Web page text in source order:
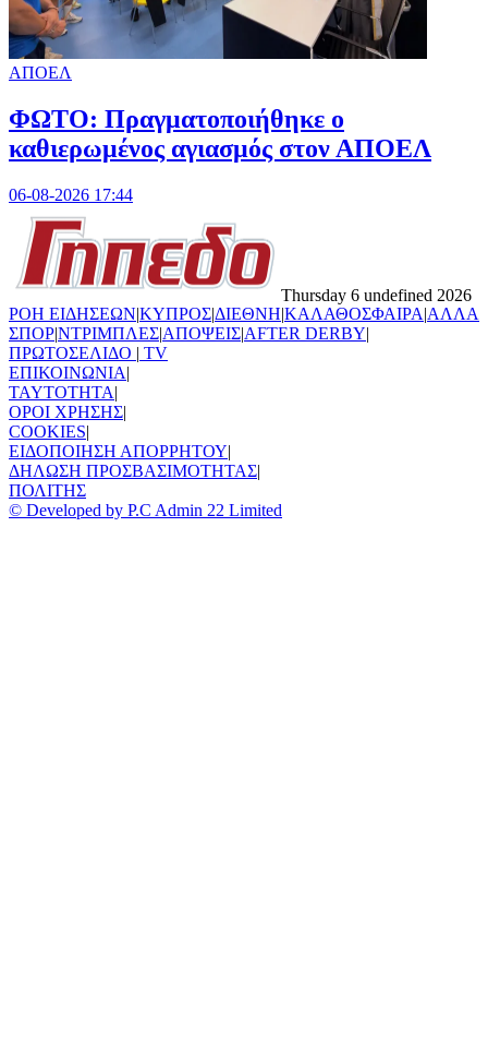
ΑΠΟΕΛ
ΦΩΤΟ: Πραγματοποιήθηκε ο
καθιερωμένος αγιασμός στον ΑΠΟΕΛ
06-08-2026 17:44
Thursday 6 undefined 2026
ΡΟΗ ΕΙΔΗΣΕΩΝ|ΚΥΠΡΟΣ|ΔΙΕΘΝΗ|ΚΑΛΑΘΟΣΦΑΙΡΑ|ΑΛΛΑ
ΣΠΟΡ|ΝΤΡΙΜΠΛΕΣ|ΑΠΟΨΕΙΣ|AFTER DERBY|
ΠΡΩΤΟΣΕΛΙΔΟ | TV
ΕΠΙΚΟΙΝΩΝΙΑ|
TAYTOTHTA|
ΟΡΟΙ ΧΡΗΣΗΣ|
COOKIES|
ΕΙΔΟΠΟΙΗΣΗ ΑΠΟΡΡΗΤΟΥ|
ΔΗΛΩΣΗ ΠΡΟΣΒΑΣΙΜΟΤΗΤΑΣ|
ΠΟΛΙΤΗΣ
© Developed by P.C Admin 22 Limited